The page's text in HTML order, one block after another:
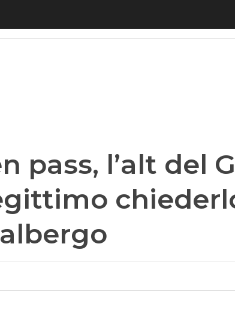
green pass, l’alt del Garante Privacy:
pass, l’alt del